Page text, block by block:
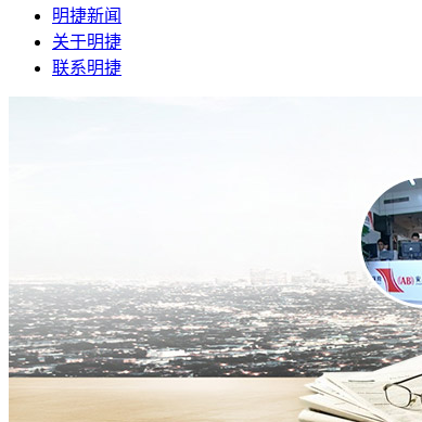
明捷新闻
关于明捷
联系明捷